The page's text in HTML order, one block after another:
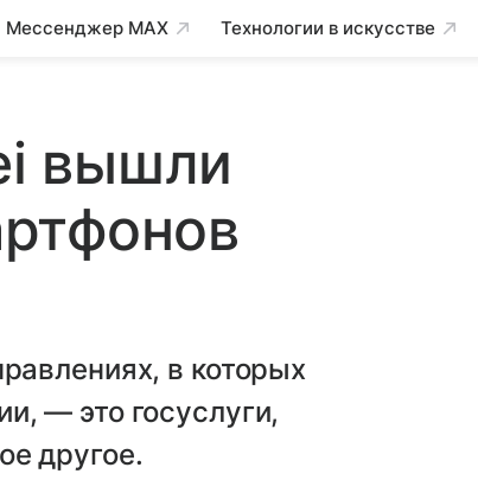
Мессенджер MAX Технологии в искусстве
вышли
в которых
— это госуслуги,
другое.